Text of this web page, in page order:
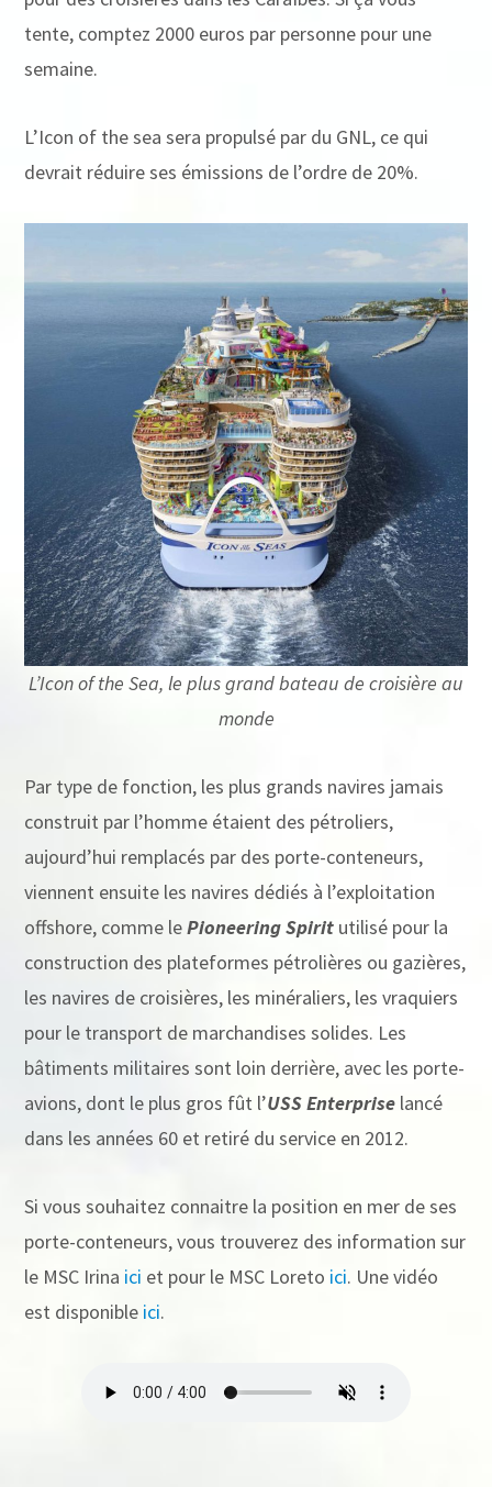
tente, comptez 2000 euros par personne pour une
semaine.
L’Icon of the sea sera propulsé par du GNL, ce qui
devrait réduire ses émissions de l’ordre de 20%.
L’Icon of the Sea, le plus grand bateau de croisière au
monde
Par type de fonction, les plus grands navires jamais
construit par l’homme étaient des pétroliers,
aujourd’hui remplacés par des porte-conteneurs,
viennent ensuite les navires dédiés à l’exploitation
offshore, comme lePioneering Spirit utilisé pour la
construction des plateformes pétrolières ou gazières,
les navires de croisières, les minéraliers, les vraquiers
pour le transport de marchandises solides. Les
bâtiments militaires sont loin derrière, avec les porte-
avions, dont le plus gros fût l’USS Enterprise lancé
dans les années 60 et retiré du service en 2012.
Si vous souhaitez connaitre la position en mer de ses
porte-conteneurs, vous trouverez des information sur
le MSC Irina ici et pour le MSC Loreto ici. Une vidéo
est disponible ici.